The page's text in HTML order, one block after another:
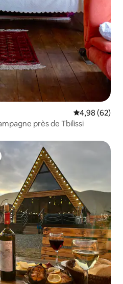
Évaluation
4,98 (62)
près de Tbilissi